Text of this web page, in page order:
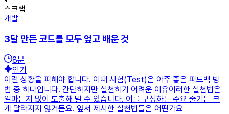
스크랩
개발
3달 만든 코드를 모두 엎고 배운 것
8분
인기
이런 상황을 피해야 합니다. 이때 시험(Test)은 아주 좋은 피드백 방
법 중 하나입니다. 간단하지만 실천하기 어려운 이유이러한 실천법은
얼마든지 많이 도출해 낼 수 있습니다. 이를 구성하는 주요 줄기는 크
게 달라지지 않거든요. 앞서 제시한 실천법들은 어떤가요